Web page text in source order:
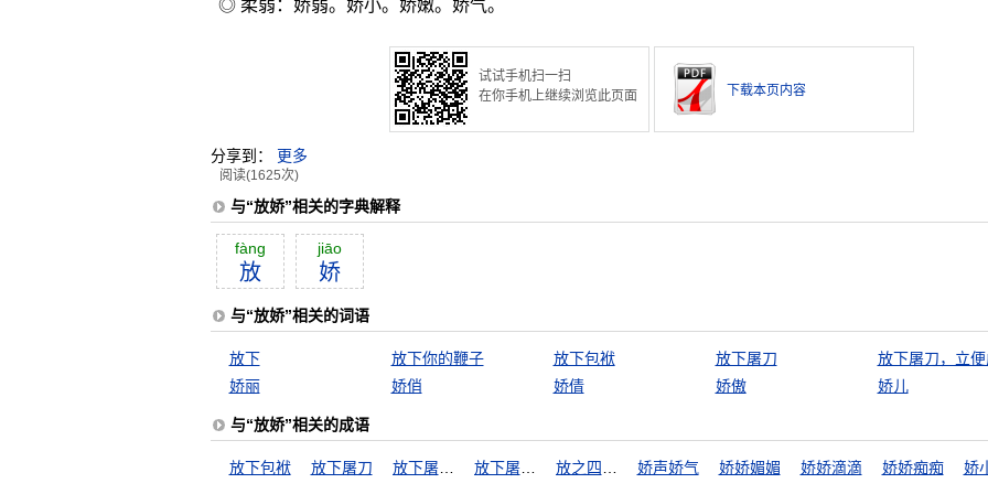
◎ 柔弱：娇弱。娇小。娇嫩。娇气。
试试手机扫一扫
在你手机上继续浏览此页面
下载本页内容
分享到： 更多
阅读(1625次)
与“放娇”相关的字典解释
fàng
放
jiāo
娇
与“放娇”相关的词语
放下 放下你的鞭子 放下包袱 放下屠刀
放下屠刀，立
娇丽
娇俏 娇倩 娇傲 娇儿
与“放娇”相关的成语
放下包袱 放下屠刀 放下屠刀，立便成佛 放下屠刀，立地成佛 娇声娇气 娇娇媚媚 娇娇滴滴 娇娇痴痴 娇